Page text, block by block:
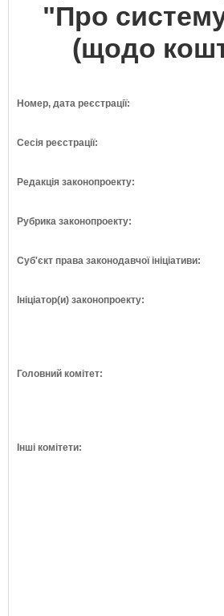
"Про
(щодо
Номер, дата реєстрації:
Сесія реєстрації:
Редакція законопроекту:
Рубрика законопроекту:
Суб'єкт права законодавчої ініціативи:
Ініціатор(и) законопроекту:
Головний комітет:
Інші комітети: